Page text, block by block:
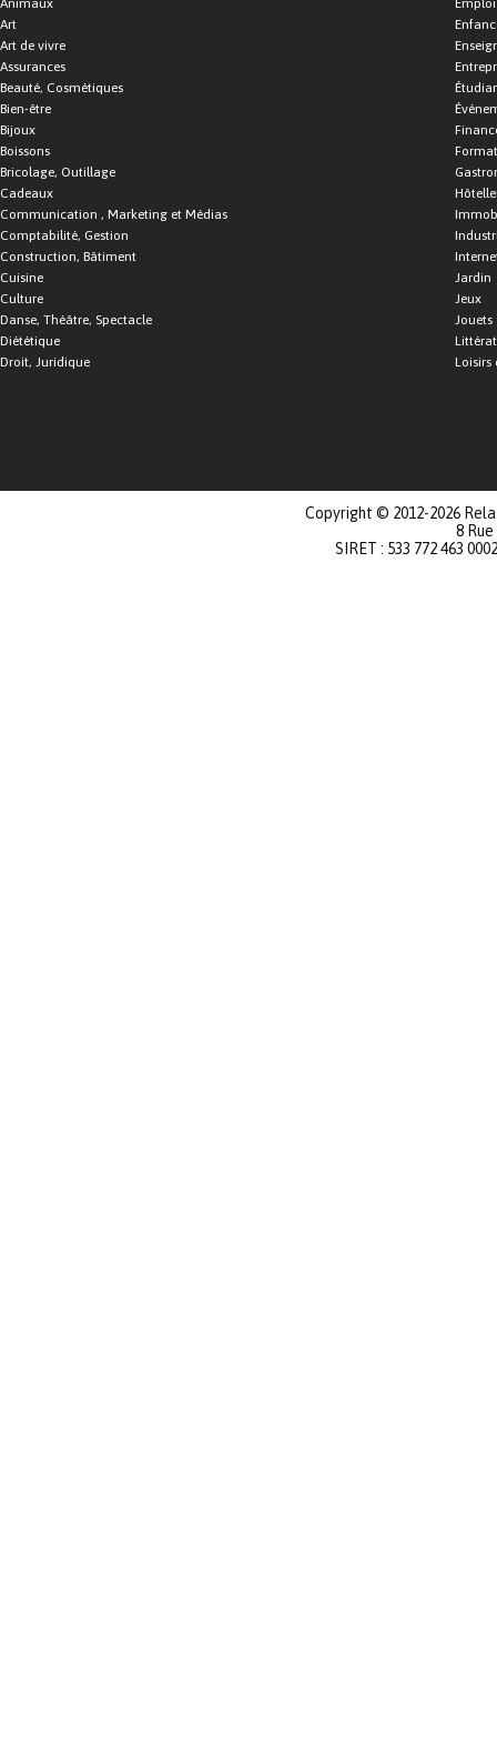
Animaux
Art
Art de vivre
Assurances
Beauté, Cosmétiques
Bien-être
Bijoux
Boissons
Bricolage, Outillage
Cadeaux
Communication , Marketing et Médias
Comptabilité, Gestion
Construction, Bâtiment
Cuisine
Culture
Danse, Théâtre, Spectacle
Diététique
Droit, Juridique
Emploi
Jardin
Jeux
Jouets
Loisirs
Copyright © 2012-2026
8
SIRET : 533 772 463